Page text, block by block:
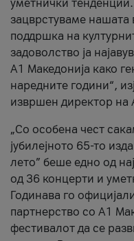
уметнички
зацврстуваме нашата
поддршка на
задоволство ја
A1 Македонија како
наредните години“,
извршен директор на
„Со особена чест
јубилејното 65-то
лето” беше едно од
од 36 концерти и
Годинава го
партнерство со А1
фестивалот да се